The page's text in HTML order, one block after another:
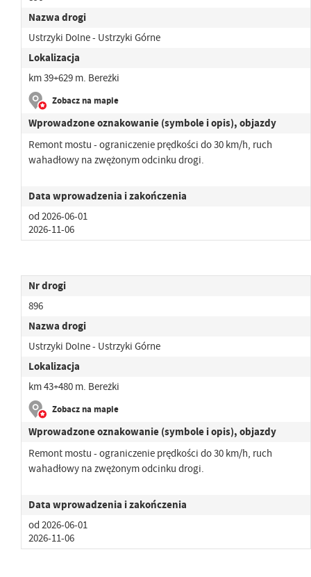
Nazwa drogi
Ustrzyki Dolne - Ustrzyki Górne
Lokalizacja
km 39+629 m. Bereżki
Zobacz na mapie
Wprowadzone oznakowanie (symbole i opis), objazdy
Remont mostu - ograniczenie prędkości do 30 km/h, ruch
wahadłowy na zwężonym odcinku drogi.
Data wprowadzenia i zakończenia
od 2026-06-01
2026-11-06
Nr drogi
896
Nazwa drogi
Ustrzyki Dolne - Ustrzyki Górne
Lokalizacja
km 43+480 m. Bereżki
Zobacz na mapie
Wprowadzone oznakowanie (symbole i opis), objazdy
Remont mostu - ograniczenie prędkości do 30 km/h, ruch
wahadłowy na zwężonym odcinku drogi.
Data wprowadzenia i zakończenia
od 2026-06-01
2026-11-06